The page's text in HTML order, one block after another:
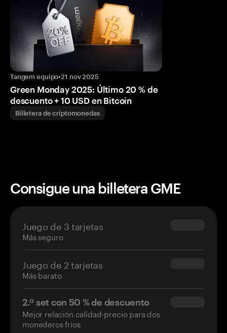
Tangem equipo•21 nov 2025
Green Monday 2025: Último 20 % de
descuento + 10 USD en Bitcoin
Billetera de criptomonedas
Consigue una billetera GME
Juego de 3 tarjetas
Más seguro
$69.90
Juego de 2 tarjetas
Más barato
$54.90
2.º set con 50 % de descuento
Mejor relación calidad-precio para dos
monederos fríos
$34.95